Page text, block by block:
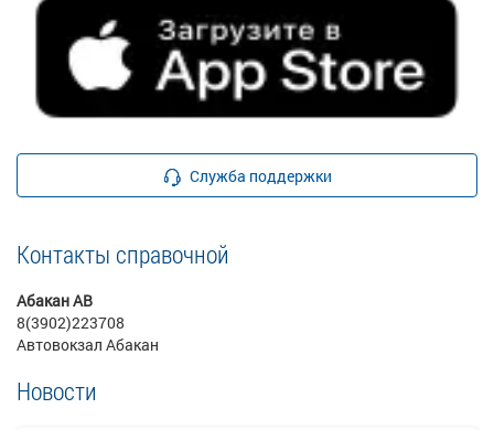
Служба поддержки
Контакты справочной
Абакан АВ
8(3902)223708
Автовокзал Абакан
Новости